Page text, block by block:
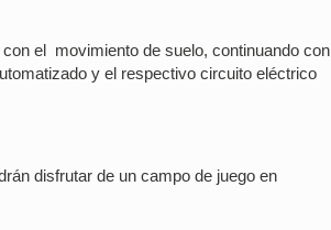
el movimiento de suelo, continuando con
y el respectivo circuito eléctrico
disfrutar de un campo de juego en